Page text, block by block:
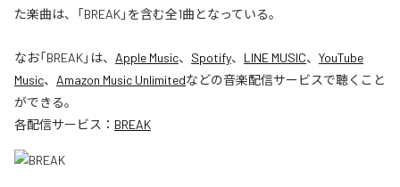
た楽曲は、「BREAK」を含む全1曲となっている。
なお「BREAK」は、 Apple Music、 Spotify、 LINE MUSIC、 YouTube
Music、 Amazon Music Unlimitedなどの音楽配信サービスで聴くこと
ができる。
各配信サービス： BREAK